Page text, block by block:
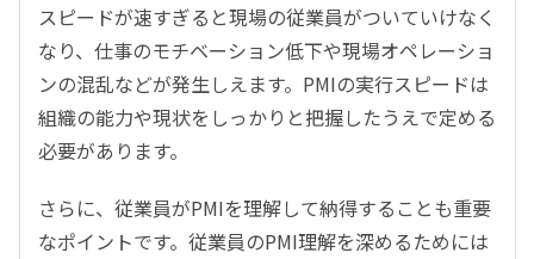
スピードが速すぎると現場の従業員がついていけなく
なり、仕事のモチベーション低下や現場オペレーショ
ンの混乱などが発生しえます。PMIの実行スピードは
組織の能力や現状をしっかりと把握したうえで定める
必要があります。
さらに、従業員がPMIを理解して納得することも重要
なポイントです。従業員のPMI理解を深めるためには